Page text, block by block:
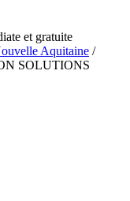
et gratuite
Aquitaine /
SOLUTIONS